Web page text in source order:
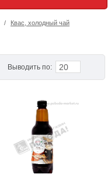
/ Квас, холодный чай
Выводить по: 20